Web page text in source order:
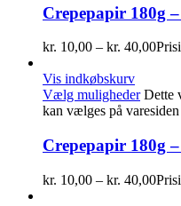
Crepepapir 180g
kr. 10,00 – kr. 40,00
Vis indkøbskurv
Vælg muligheder Dette
kan vælges på varesiden
Crepepapir 180g
kr. 10,00 – kr. 40,00